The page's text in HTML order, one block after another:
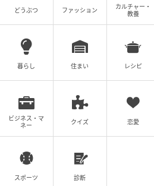
ーやユーモアを表現しています。
■おすすめ商品
●「ワッパー® チーズ」 バー
メニュー「ワッパー® チーズ
つもなく大きい」ことを意味し
一般的なハンバーガーの約1.4
の直径は約13センチと大きく
の直火焼きの100%ビーフパテ
す。
どうぶつ ファッション
カルチャー・
教養
暮らし 住まい レシピ
ビジネス・マ
ネー
クイズ 恋愛
スポーツ 診断